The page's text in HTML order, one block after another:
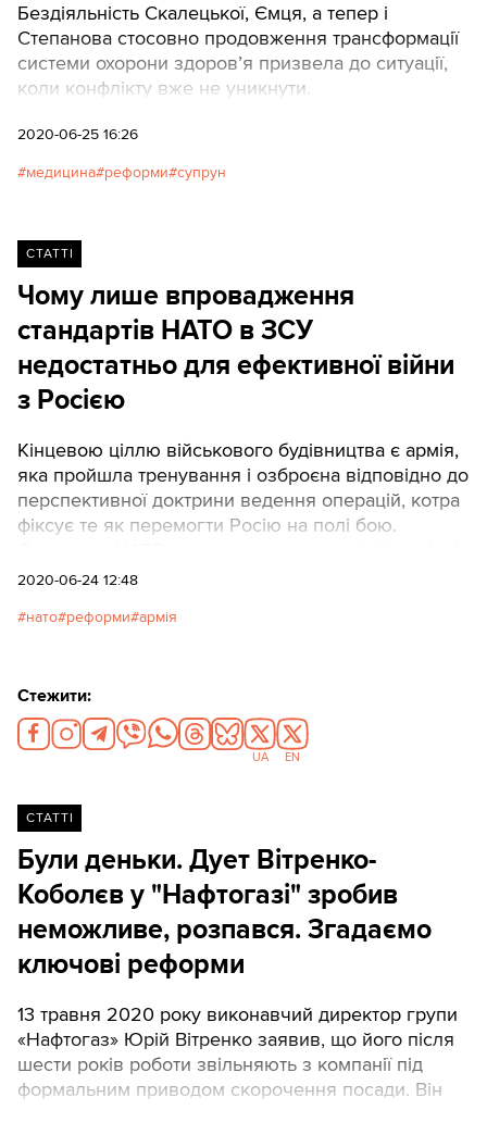
Бездіяльність Скалецької, Ємця, а тепер і
Степанова стосовно продовження трансформації
системи охорони здоров’я призвела до ситуації,
коли конфлікту вже не уникнути.
2020-06-25 16:26
медицина реформи супрун
СТАТТІ
Чому лише впровадження
стандартів НАТО в ЗСУ
недостатньо для ефективної війни
з Росією
Кінцевою ціллю військового будівництва є армія,
яка пройшла тренування і озброєна відповідно до
перспективної доктрини ведення операцій, котра
фіксує те як перемогти Росію на полі бою.
на ці питання і завдання. Та розуміння того що
відповідей на всі питання воєнного будівництва,
2020-06-24 12:48
нато реформи армія
Стежити:
UA EN
СТАТТІ
Були деньки. Дует Вітренко-
Коболєв у "Нафтогазі" зробив
неможливе, розпався. Згадаємо
ключові реформи
13 травня 2020 року виконавчий директор групи
«Нафтогаз» Юрій Вітренко заявив, що його після
шести років роботи звільняють з компанії під
формальним приводом скорочення посади. Він